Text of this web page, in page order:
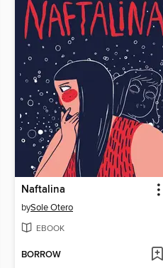
Naftalina
bySole Otero
EBOOK
BORROW